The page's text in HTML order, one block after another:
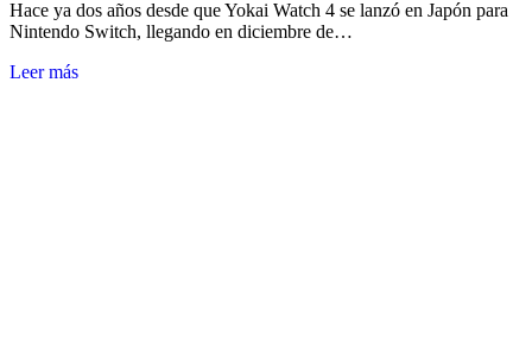
Hace ya dos años desde que Yokai Watch 4 se lanzó en Japón para
Nintendo Switch, llegando en diciembre de…
Leer más